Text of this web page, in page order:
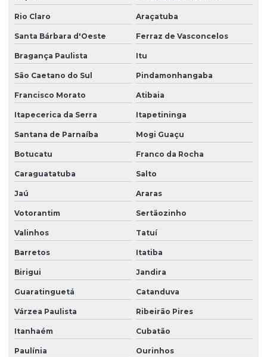
Empresa de terceirização de serviços de limpeza
Empresa terceirização de zelador
Empresa terceirização zeladoria
Empresa terceirizada de limpeza
Empresa terceirizada portaria
Empresa de zeladoria e portaria
Empresas de limpeza zeladoria
Empresas de portaria virtual
Facilities condominio
Facilities limpeza
Facilities serviços
Facilities terceirização
Facility comercial
Facility empresa de limpeza
Facility empresa terceirizada
Rio Claro Araçatuba
Santa Bárbara d'Oeste Ferraz de Vasconcelos
Bragança Paulista Itu
São Caetano do Sul Pindamonhangaba
Francisco Morato Atibaia
Itapecerica da Serra Itapetininga
Santana de Parnaíba Mogi Guaçu
Botucatu Franco da Rocha
Caraguatatuba Salto
Jaú Araras
Votorantim Sertãozinho
Valinhos Tatuí
Barretos Itatiba
Birigui Jandira
Guaratinguetá Catanduva
Várzea Paulista Ribeirão Pires
Itanhaém Cubatão
Paulínia Ourinhos